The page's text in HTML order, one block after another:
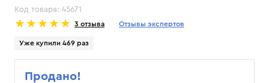
Код товара: 45671
3 отзыва Отзывы экспертов
Уже купили 469 раз
Продано!